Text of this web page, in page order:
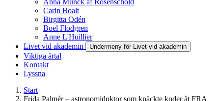
Anna Munck af Rosenschöld
Carin Boalt
Birgitta Odén
Boel Flodgren
Anne L'Huillier
Livet vid akademin
Undermeny för Livet vid akademin
Viktiga årtal
Kontakt
Lyssna
Start
Frida Palmér – astronomidoktor som knäckte koder åt FRA